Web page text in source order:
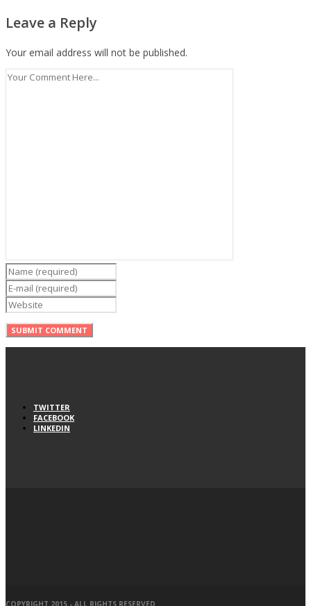
Leave a Reply
Your email address will not be published.
TWITTER
FACEBOOK
LINKEDIN
COPYRIGHT 2015 - ALL RIGHTS RESERVED.